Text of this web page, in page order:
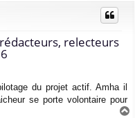
relecteurs
du projet actif. Amha il
se porte volontaire pour